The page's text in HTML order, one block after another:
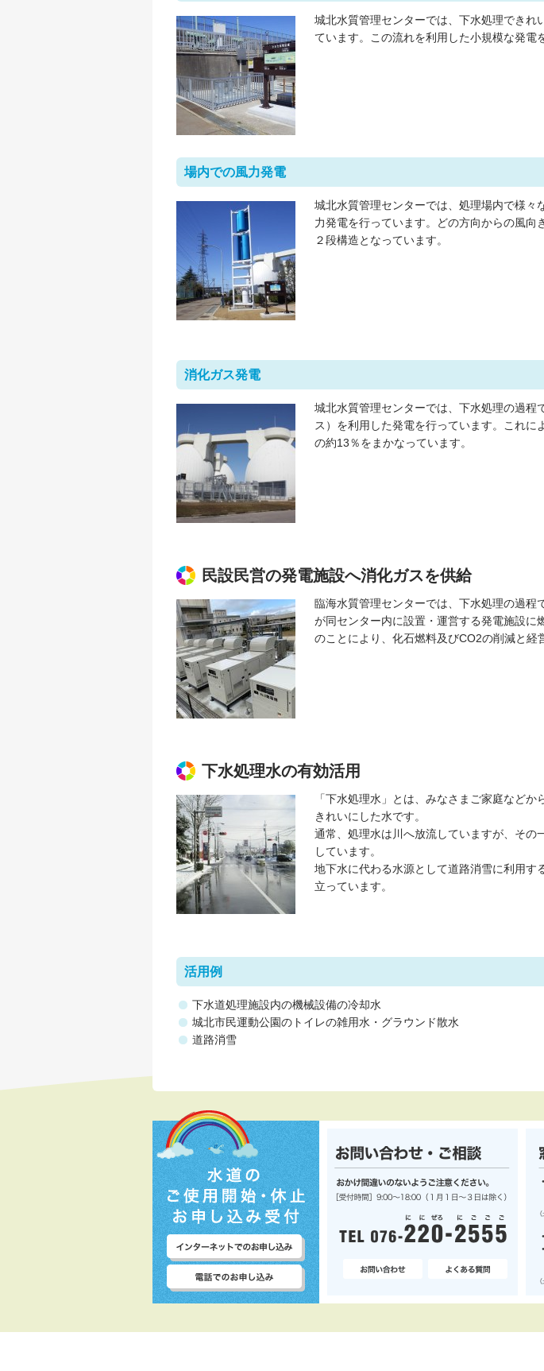
城北水質管理センターでは、下水処理できれ
ています。この流れを利用した小規模な発電
場内での風力発電
城北水質管理センターでは、処理場内で様々
力発電を行っています。どの方向からの風向
２段構造となっています。
消化ガス発電
城北水質管理センターでは、下水処理の過程
ス）を利用した発電を行っています。これに
の約13％をまかなっています。
民設民営の発電施設へ消化ガスを供給
臨海水質管理センターでは、下水処理の過程
が同センター内に設置・運営する発電施設に
のことにより、化石燃料及びCO2の削減と経
下水処理水の有効活用
「下水処理水」とは、みなさまご家庭など
きれいにした水です。
通常、処理水は川へ放流していますが、その
しています。
地下水に代わる水源として道路消雪に利用す
立っています。
活用例
下水道処理施設内の機械設備の冷却水
城北市民運動公園のトイレの雑用水・グラウンド散水
道路消雪